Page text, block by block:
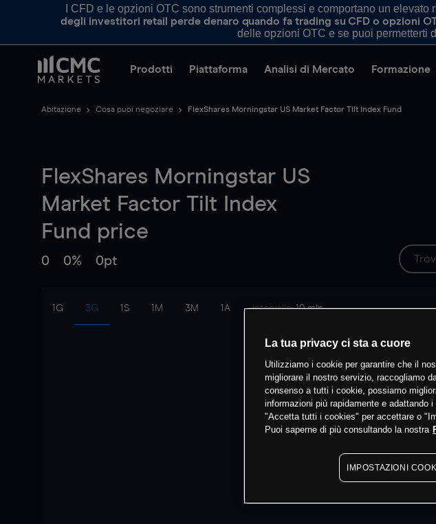
I CFD e le opzioni OTC sono strumenti complessi e comportano un
degli investitori retail perde denaro quando fa trading su CFD o opzioni
delle opzioni OTC e se puoi permetterti
Prodotti Piattaforma Analisi di Mercato Formazione
Abitazione Cosa puoi negoziare FlexShares Morningstar US Market Factor Tilt Index Fund
FlexShares Morningstar US
Market Factor Tilt Index
Fund price
0 0% 0pt
1G 3G 1S 1M 3M 1A Intervallo:10 min
La tua privacy ci sta a cuore
Utilizziamo i cookie per garantire che il
migliorare il nostro servizio, raccogliamo
consenso a tutti i cookie, possiamo
informazioni più rapidamente e adattando
"Accetta tutti i cookies" per accettare o
Puoi saperne di più consultando la nostra
IMPOSTAZIONI